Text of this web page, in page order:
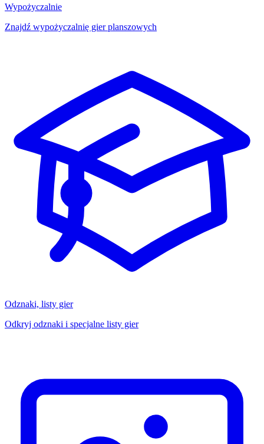
Wypożyczalnie
Znajdź wypożyczalnię gier planszowych
Odznaki, listy gier
Odkryj odznaki i specjalne listy gier